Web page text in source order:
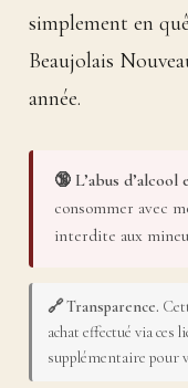
simplement en
Beaujolais
année.
🔞 L’abus
consommer avec
interdite aux
🔗 Transparence.
achat effectué via ces
supplémentaire pour